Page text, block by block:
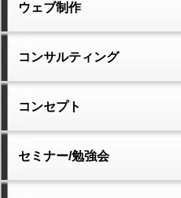
ウェブ制作
コンサルティング
コンセプト
セミナー/勉強会